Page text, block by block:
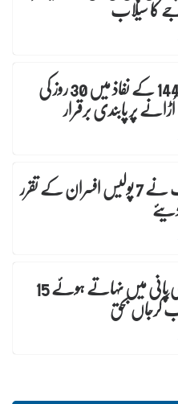
کا سیلاب
پنجاب:دفعہ 144 کے نفاذ میں 30 روز کیپر پابندی برقرار
آئی جی پنجاب نے 7 پولیس افسران کے تقرر
یوحناآباد:بارشی پانی میں نہاتے ہوئے 15 کرجاں بحق